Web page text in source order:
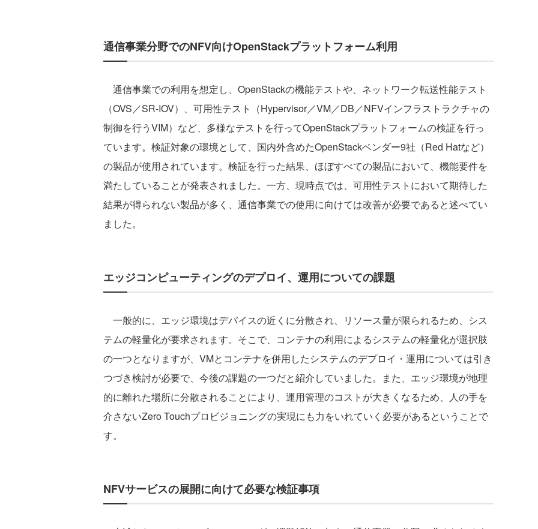
通信事業分野でのNFV向けOpenStackプラットフォーム利用
通信事業での利用を想定し、OpenStackの機能テストや、ネットワーク転送性能テスト
（OVS／SR-IOV）、可用性テスト（Hypervisor／VM／DB／NFVインフラストラクチャの
制御を行うVIM）など、多様なテストを行ってOpenStackプラットフォームの検証を行っ
ています。検証対象の環境として、国内外含めたOpenStackベンダー9社（Red Hatなど）
の製品が使用されています。検証を行った結果、ほぼすべての製品において、機能要件を
満たしていることが発表されました。一方、現時点では、可用性テストにおいて期待した
結果が得られない製品が多く、通信事業での使用に向けては改善が必要であると述べてい
ました。
エッジコンピューティングのデプロイ、運用についての課題
一般的に、エッジ環境はデバイスの近くに分散され、リソース量が限られるため、シス
テムの軽量化が要求されます。そこで、コンテナの利用によるシステムの軽量化が選択肢
の一つとなりますが、VMとコンテナを併用したシステムのデプロイ・運用については引き
つづき検討が必要で、今後の課題の一つだと紹介していました。また、エッジ環境が地理
的に離れた場所に分散されることにより、運用管理のコストが大きくなるため、人の手を
介さないZero Touchプロビジョニングの実現にも力をいれていく必要があるということで
す。
NFVサービスの展開に向けて必要な検証事項